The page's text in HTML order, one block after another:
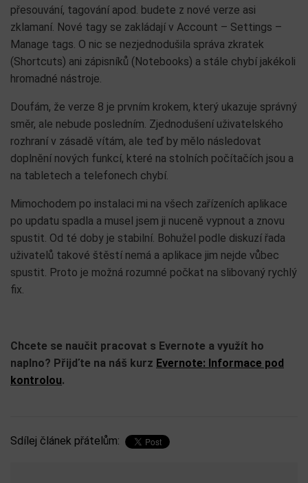
přesouvání, tagování apod. budete z nové verze asi
zklamaní. Nové tagy se zakládají v Account – Settings –
Manage tags. O nic se nezjednodušila správa zkratek
(Shortcuts) ani zápisníků (Notebooks) a stále chybí jakékoli
hromadné nástroje.
Doufám, že verze 8 je prvním krokem, který ukazuje správný
směr, ale nebude posledním. Zjednodušení uživatelského
rozhraní v zásadě vítám, ale teď by mělo následovat
doplnění nových funkcí, které na stolních počítačích jsou a
na tabletech a telefonech chybí.
Mimochodem po instalaci mi na všech zařízeních aplikace
po updatu spadla a musel jsem ji nuceně vypnout a znovu
spustit. Od té doby je stabilní. Bohužel podle diskuzí řada
uživatelů takové štěstí nemá a aplikace jim nejde vůbec
spustit. Proto je možná rozumné počkat na slibovaný rychlý
fix.
Chcete se naučit pracovat s Evernote a využít ho
naplno? Přijďte na náš kurz Evernote: Informace pod
kontrolou.
Sdílej článek přátelům: